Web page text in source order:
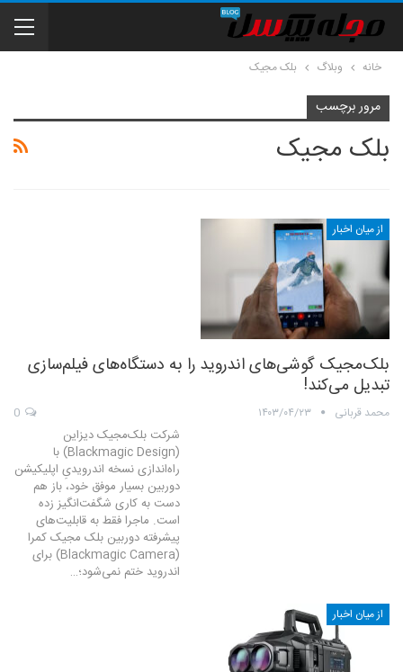
خانه وبلاگ بلک مجیک
مرور برچسب
بلک مجیک
از میان اخبار
بلک‌مجیک گوشی‌های اندروید را به دستگاه‌های فیلم‌سازی
تبدیل می‌کند!
محمد قربانی ۱۴۰۳/۰۴/۲۳
شرکت بلک‌مجیک دیزاین
(Blackmagic Design) با
راه‌اندازی نسخه اندرویدیِ اپلیکیشن
دوربین بسیار موفق خود، باز هم
دست به کاری شگفت‌انگیز زده
است. ماجرا فقط به قابلیت‌های
پیشرفته دوربین بلک‌ مجیک کمرا
(Blackmagic Camera) برای
اندروید ختم نمی‌شود؛…
از میان اخبار